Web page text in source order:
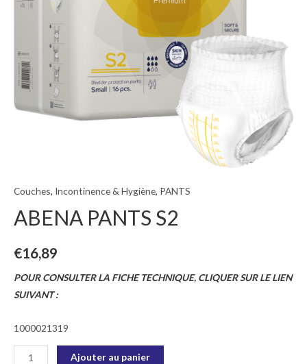
Couches, Incontinence & Hygiène, PANTS
ABENA PANTS S2
€16,89
POUR CONSULTER LA FICHE TECHNIQUE, CLIQUER SUR LE LIEN
SUIVANT :
1000021319
Ajouter au panier